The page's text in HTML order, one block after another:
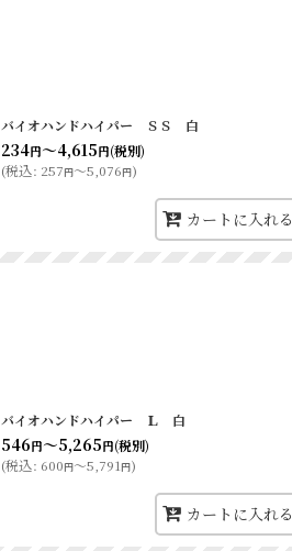
バイオハンドハイパー ＳＳ 白
234円～4,615円(税別)
(税込: 257円～5,076円)
カートに入れる
バイオハンドハイパー Ｌ 白
546円～5,265円(税別)
(税込: 600円～5,791円)
カートに入れる